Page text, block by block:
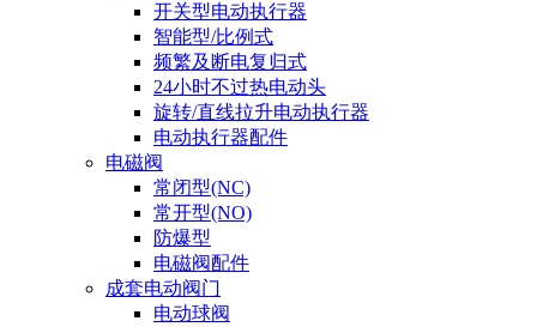
开关型电动执行器
智能型/比例式
频繁及断电复归式
24小时不过热电动头
旋转/直线拉升电动执行器
电动执行器配件
电磁阀
常闭型(NC)
常开型(NO)
防爆型
电磁阀配件
成套电动阀门
电动球阀